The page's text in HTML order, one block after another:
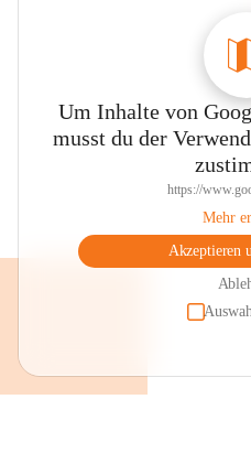
Um Inhalte von
musst du der
https://
Mehr
Akzeptieren